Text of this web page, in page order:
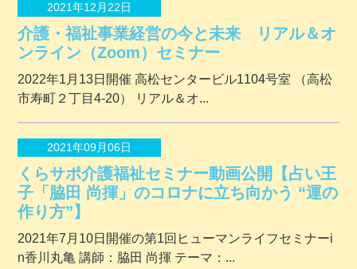
2021年12月22日
介護・福祉事業経営の今と未来 リアル＆オ
ンライン（Zoom）セミナー
2022年1月13日開催 ⾼松センタービル1104号室 （⾼松
市寿町２丁⽬4-20） リアル＆オ...
2021年09月06日
くらサポ介護福祉セミナー動画公開【占い王
子「脇田 尚揮」のコロナに立ち向かう “運の
作り方”】
2021年7月10日開催の第1回ヒューマンライフセミナーi
n香川丸亀 講師：脇田 尚揮 テーマ：...